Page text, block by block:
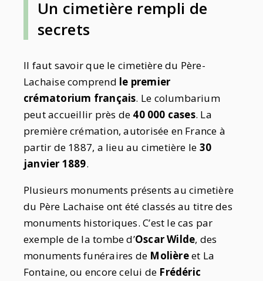
Un cimetière rempli de
secrets
Il faut savoir que le cimetière du Père-
Lachaise comprend le premier
crématorium français. Le columbarium
peut accueillir près de 40 000 cases. La
première crémation, autorisée en France à
partir de 1887, a lieu au cimetière le 30
janvier 1889.
Plusieurs monuments présents au cimetière
du Père Lachaise ont été classés au titre des
monuments historiques. C’est le cas par
exemple de la tombe d’Oscar Wilde, des
monuments funéraires de Molièreet La
Fontaine, ou encore celui de Frédéric